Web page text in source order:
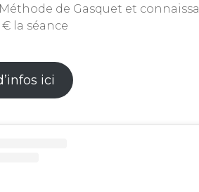
Méthode de Gasquet et
€ la séance
ici